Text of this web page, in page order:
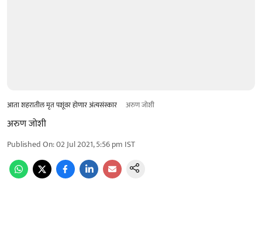
आता शहरातील मृत पशूंवर होणार अंत्यसंस्कार अरुण जोशी
अरुण जोशी
Published On:02 Jul 2021, 5:56 pm IST